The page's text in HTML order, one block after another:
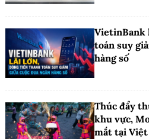
VietinBank
toán suy
hàng số
Thúc đẩy
khu vực,
mắt tại Việt